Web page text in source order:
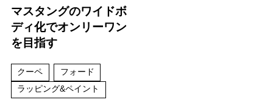
マスタングのワイドボ
ディ化でオンリーワン
を目指す
クーペ
フォード
ラッピング&ペイント